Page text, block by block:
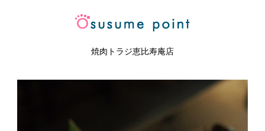
焼肉トラジ恵比寿庵店